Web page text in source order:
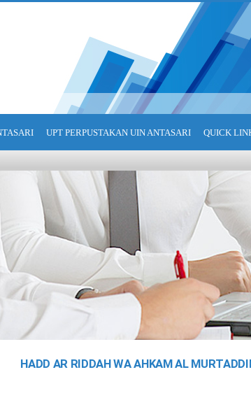
UPT PERPUSTAKAN UIN ANTASARI QUICK
HADD AR RIDDAH WA AHKAM AL